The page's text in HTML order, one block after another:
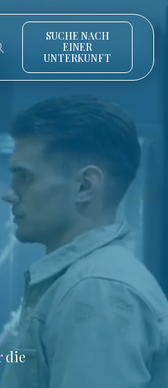
SUCHE NACH
EINER
UNTERKUNFT
die